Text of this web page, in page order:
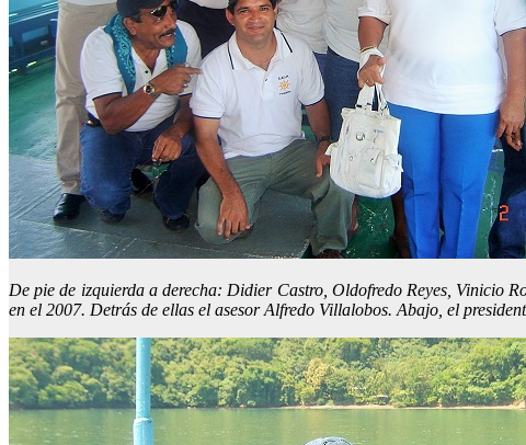
De pie de izquierda a derecha: Didier Castro, Oldofredo Reyes, Vinicio
en el 2007. Detrás de ellas el asesor Alfredo Villalobos. Abajo, el